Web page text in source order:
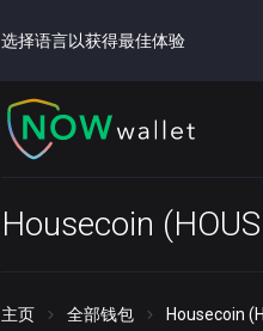
选择语言以获得最佳体验
Housecoin
主页 全部钱包 Housecoin